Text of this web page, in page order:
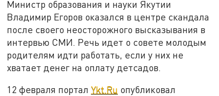
Министр образования и науки Якутии
Владимир Егоров оказался в центре скандала
после своего неосторожного высказывания в
интервью СМИ. Речь идет о совете молодым
родителям идти работать, если у них не
хватает денег на оплату детсадов.
12 февраля порталYkt.Ru опубликовал